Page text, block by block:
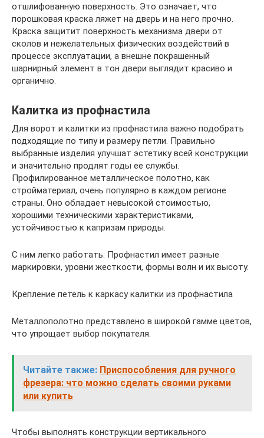
отшлифованную поверхность. Это означает, что
порошковая краска ляжет на дверь и на него прочно.
Краска защитит поверхность механизма двери от
сколов и нежелательных физических воздействий в
процессе эксплуатации, а внешне покрашенный
шарнирный элемент в тон двери выглядит красиво и
органично.
Калитка из профнастила
Для ворот и калитки из профнастила важно подобрать
подходящие по типу и размеру петли. Правильно
выбранные изделия улучшат эстетику всей конструкции
и значительно продлят годы ее службы.
Профилированное металлическое полотно, как
стройматериал, очень популярно в каждом регионе
страны. Оно обладает невысокой стоимостью,
хорошими техническими характеристиками,
устойчивостью к капризам природы.
С ним легко работать. Профнастил имеет разные
маркировки, уровни жесткости, формы волн и их высоту.
Крепление петель к каркасу калитки из профнастила
Металлополотно представлено в широкой гамме цветов,
что упрощает выбор покупателя.
Читайте также: Приспособления для ручного
фрезера: что можно сделать своими руками
или купить
Чтобы выполнять конструкции вертикального